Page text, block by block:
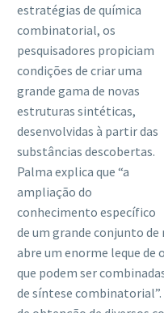
estratégias de química
combinatorial, os
pesquisadores propiciam
condições de criar uma
grande gama de novas
estruturas sintéticas,
desenvolvidas à partir das
substâncias descobertas.
Palma explica que “a
ampliação do
conhecimento específico
de um grande conjunto
abre um enorme leque de
que podem ser
de síntese